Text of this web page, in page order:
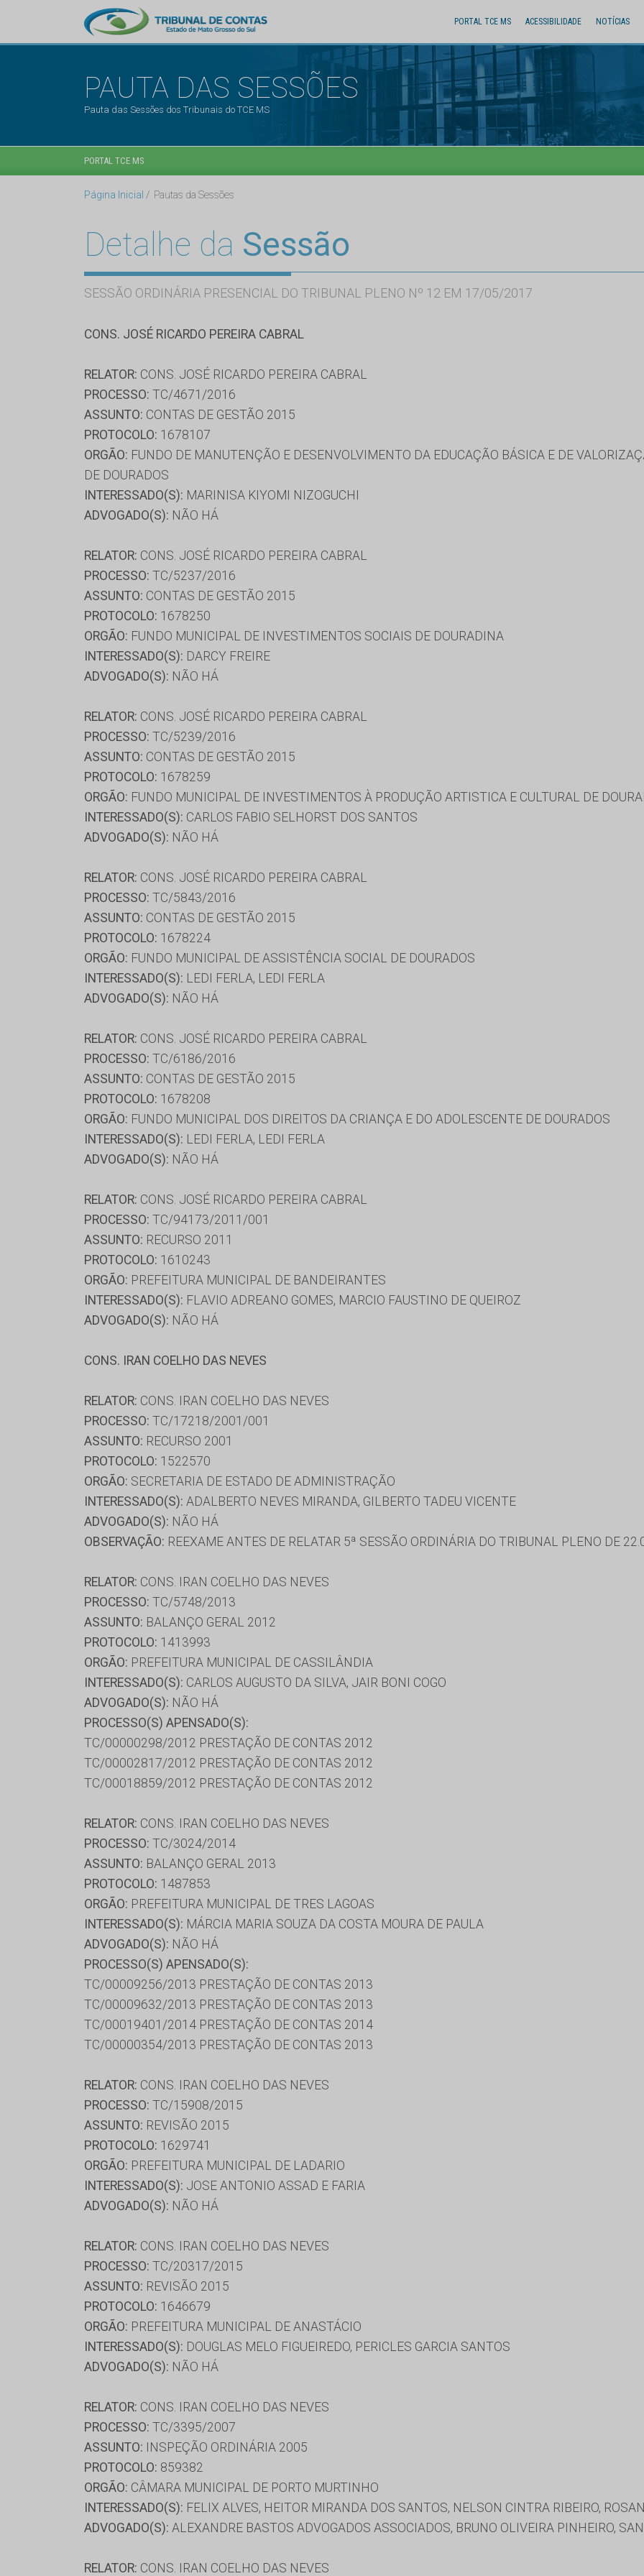
PORTAL TCE MS ACESSIBILIDADE NOTÍCIAS
PAUTA DAS SESSÕES
Pauta das Sessões dos Tribunais do TCE MS
PORTAL TCE MS
Página Inicial Pautas da Sessões
Detalhe da Sessão
SESSÃO ORDINÁRIA PRESENCIAL DO TRIBUNAL PLENO Nº 12 EM 17/05/2017
CONS. JOSÉ RICARDO PEREIRA CABRAL
RELATOR: CONS. JOSÉ RICARDO PEREIRA CABRAL
PROCESSO: TC/4671/2016
ASSUNTO: CONTAS DE GESTÃO 2015
PROTOCOLO: 1678107
ORGÃO: FUNDO DE MANUTENÇÃO E DESENVOLVIMENTO DA EDUCAÇÃO BÁSICA E DE
DE DOURADOS
INTERESSADO(S): MARINISA KIYOMI NIZOGUCHI
ADVOGADO(S): NÃO HÁ
RELATOR: CONS. JOSÉ RICARDO PEREIRA CABRAL
PROCESSO: TC/5237/2016
ASSUNTO: CONTAS DE GESTÃO 2015
PROTOCOLO: 1678250
ORGÃO: FUNDO MUNICIPAL DE INVESTIMENTOS SOCIAIS DE DOURADINA
INTERESSADO(S): DARCY FREIRE
ADVOGADO(S): NÃO HÁ
RELATOR: CONS. JOSÉ RICARDO PEREIRA CABRAL
PROCESSO: TC/5239/2016
ASSUNTO: CONTAS DE GESTÃO 2015
PROTOCOLO: 1678259
ORGÃO: FUNDO MUNICIPAL DE INVESTIMENTOS À PRODUÇÃO ARTISTICA E CULTURAL DE
INTERESSADO(S): CARLOS FABIO SELHORST DOS SANTOS
ADVOGADO(S): NÃO HÁ
RELATOR: CONS. JOSÉ RICARDO PEREIRA CABRAL
PROCESSO: TC/5843/2016
ASSUNTO: CONTAS DE GESTÃO 2015
PROTOCOLO: 1678224
ORGÃO: FUNDO MUNICIPAL DE ASSISTÊNCIA SOCIAL DE DOURADOS
INTERESSADO(S): LEDI FERLA, LEDI FERLA
ADVOGADO(S): NÃO HÁ
RELATOR: CONS. JOSÉ RICARDO PEREIRA CABRAL
PROCESSO: TC/6186/2016
ASSUNTO: CONTAS DE GESTÃO 2015
PROTOCOLO: 1678208
ORGÃO: FUNDO MUNICIPAL DOS DIREITOS DA CRIANÇA E DO ADOLESCENTE DE DOURADOS
INTERESSADO(S): LEDI FERLA, LEDI FERLA
ADVOGADO(S): NÃO HÁ
RELATOR: CONS. JOSÉ RICARDO PEREIRA CABRAL
PROCESSO: TC/94173/2011/001
ASSUNTO: RECURSO 2011
PROTOCOLO: 1610243
ORGÃO: PREFEITURA MUNICIPAL DE BANDEIRANTES
INTERESSADO(S): FLAVIO ADREANO GOMES, MARCIO FAUSTINO DE QUEIROZ
ADVOGADO(S): NÃO HÁ
CONS. IRAN COELHO DAS NEVES
RELATOR: CONS. IRAN COELHO DAS NEVES
PROCESSO: TC/17218/2001/001
ASSUNTO: RECURSO 2001
PROTOCOLO: 1522570
ORGÃO: SECRETARIA DE ESTADO DE ADMINISTRAÇÃO
INTERESSADO(S): ADALBERTO NEVES MIRANDA, GILBERTO TADEU VICENTE
ADVOGADO(S): NÃO HÁ
OBSERVAÇÃO: REEXAME ANTES DE RELATAR 5ª SESSÃO ORDINÁRIA DO TRIBUNAL PLENO DE
RELATOR: CONS. IRAN COELHO DAS NEVES
PROCESSO: TC/5748/2013
ASSUNTO: BALANÇO GERAL 2012
PROTOCOLO: 1413993
ORGÃO: PREFEITURA MUNICIPAL DE CASSILÂNDIA
INTERESSADO(S): CARLOS AUGUSTO DA SILVA, JAIR BONI COGO
ADVOGADO(S): NÃO HÁ
PROCESSO(S) APENSADO(S):
TC/00000298/2012 PRESTAÇÃO DE CONTAS 2012
TC/00002817/2012 PRESTAÇÃO DE CONTAS 2012
TC/00018859/2012 PRESTAÇÃO DE CONTAS 2012
RELATOR: CONS. IRAN COELHO DAS NEVES
PROCESSO: TC/3024/2014
ASSUNTO: BALANÇO GERAL 2013
PROTOCOLO: 1487853
ORGÃO: PREFEITURA MUNICIPAL DE TRES LAGOAS
INTERESSADO(S): MÁRCIA MARIA SOUZA DA COSTA MOURA DE PAULA
ADVOGADO(S): NÃO HÁ
PROCESSO(S) APENSADO(S):
TC/00009256/2013 PRESTAÇÃO DE CONTAS 2013
TC/00009632/2013 PRESTAÇÃO DE CONTAS 2013
TC/00019401/2014 PRESTAÇÃO DE CONTAS 2014
TC/00000354/2013 PRESTAÇÃO DE CONTAS 2013
RELATOR: CONS. IRAN COELHO DAS NEVES
PROCESSO: TC/15908/2015
ASSUNTO: REVISÃO 2015
PROTOCOLO: 1629741
ORGÃO: PREFEITURA MUNICIPAL DE LADARIO
INTERESSADO(S): JOSE ANTONIO ASSAD E FARIA
ADVOGADO(S): NÃO HÁ
RELATOR: CONS. IRAN COELHO DAS NEVES
PROCESSO: TC/20317/2015
ASSUNTO: REVISÃO 2015
PROTOCOLO: 1646679
ORGÃO: PREFEITURA MUNICIPAL DE ANASTÁCIO
INTERESSADO(S): DOUGLAS MELO FIGUEIREDO, PERICLES GARCIA SANTOS
ADVOGADO(S): NÃO HÁ
RELATOR: CONS. IRAN COELHO DAS NEVES
PROCESSO: TC/3395/2007
ASSUNTO: INSPEÇÃO ORDINÁRIA 2005
PROTOCOLO: 859382
ORGÃO: CÂMARA MUNICIPAL DE PORTO MURTINHO
INTERESSADO(S): FELIX ALVES, HEITOR MIRANDA DOS SANTOS, NELSON CINTRA RIBEIRO,
ADVOGADO(S): ALEXANDRE BASTOS ADVOGADOS ASSOCIADOS, BRUNO OLIVEIRA PINHEIRO,
RELATOR: CONS. IRAN COELHO DAS NEVES